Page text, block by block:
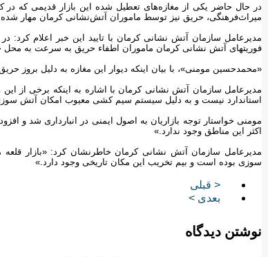
میراث‌فرهنگی، حریق نیز توسط ماموران آتش‌نشانی کرمان مهار
مدیرعامل سازمان آتش نشانی کرمان با تایید این خبر اعلام
فوریتهای آتش نشانی کرمان ماموران اطفاء حریق به سرعت به محل
«محمدحسین مومنی»، با بیان اینکه دیوار این مغازه به دلیل بروز
مدیرعامل سازمان آتش نشانی کرمان با اشاره به اینکه برخی از این
استاندارد نیست و به دلیل سیستم سیم کشی معیوب امکان آتش سوزی
مومنی خواستار توجه بازاریان به اصول ایمنی در انبارداری شد و
اکثر این مناطق وجود ندارد.»
مدیرعامل سازمان آتش نشانی کرمان خاطرنشان کرد: «بازار
سوزی بوده است و بیم تخریب این مکان تاریخی وجود دارد.»
< قبلی
بعدی >
نوشتن دیدگاه